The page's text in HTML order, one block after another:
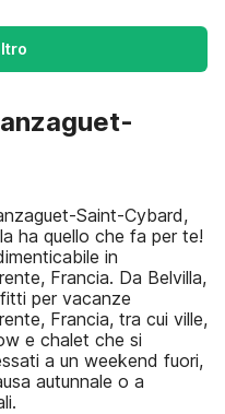
Saint-Cybard,
ha quello che fa per te!
in
Francia. Da Belvilla,
per vacanze
Francia, tra cui ville,
e chalet che si
a un weekend fuori,
autunnale o a